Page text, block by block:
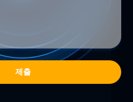
제출